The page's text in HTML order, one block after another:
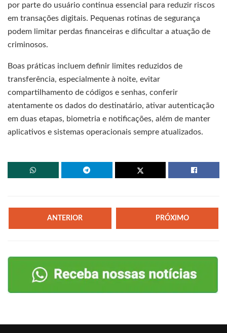
por parte do usuário continua essencial para reduzir riscos
em transações digitais. Pequenas rotinas de segurança
podem limitar perdas financeiras e dificultar a atuação de
criminosos.
Boas práticas incluem definir limites reduzidos de
transferência, especialmente à noite, evitar
compartilhamento de códigos e senhas, conferir
atentamente os dados do destinatário, ativar autenticação
em duas etapas, biometria e notificações, além de manter
aplicativos e sistemas operacionais sempre atualizados.
ANTERIOR PRÓXIMO